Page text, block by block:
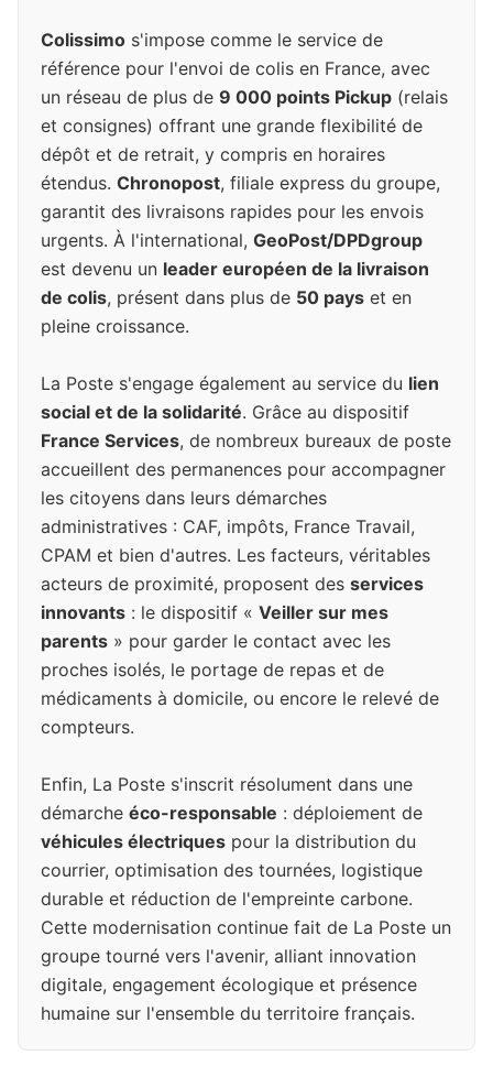
Colissimo s'impose comme le service de
référence pour l'envoi de colis en France, avec
un réseau de plus de 9 000 points Pickup (relais
et consignes) offrant une grande flexibilité de
dépôt et de retrait, y compris en horaires
étendus. Chronopost, filiale express du groupe,
garantit des livraisons rapides pour les envois
urgents. À l'international, GeoPost/DPDgroup
est devenu un leader européen de la livraison
de colis, présent dans plus de 50 pays et en
pleine croissance.
La Poste s'engage également au service du lien
social et de la solidarité. Grâce au dispositif
France Services, de nombreux bureaux de poste
accueillent des permanences pour accompagner
les citoyens dans leurs démarches
administratives : CAF, impôts, France Travail,
CPAM et bien d'autres. Les facteurs, véritables
acteurs de proximité, proposent des services
innovants : le dispositif « Veiller sur mes
parents » pour garder le contact avec les
proches isolés, le portage de repas et de
médicaments à domicile, ou encore le relevé de
compteurs.
Enfin, La Poste s'inscrit résolument dans une
démarche éco-responsable : déploiement de
véhicules électriques pour la distribution du
courrier, optimisation des tournées, logistique
durable et réduction de l'empreinte carbone.
Cette modernisation continue fait de La Poste un
groupe tourné vers l'avenir, alliant innovation
digitale, engagement écologique et présence
humaine sur l'ensemble du territoire français.